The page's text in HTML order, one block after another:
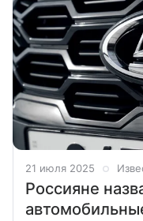
21 июля 2025
Россияне